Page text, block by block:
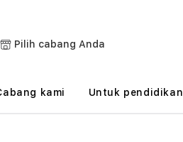
Pilih cabang Anda
h
kami Untuk pendidikan